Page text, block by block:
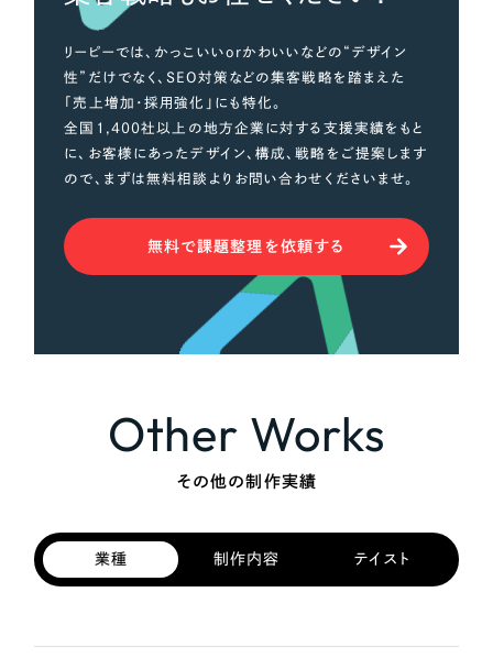
リーピーでは、かっこいいorかわいいなどの“デザイン
性”だけでなく、SEO対策などの集客戦略を踏まえた
「売上増加・採用強化」にも特化。
全国1,400社以上の地方企業に対する支援実績をもと
に、お客様にあったデザイン、構成、戦略をご提案します
ので、まずは無料相談よりお問い合わせくださいませ。
無料で課題整理を依頼する
Other Works
その他の制作実績
業種 制作内容 テイスト